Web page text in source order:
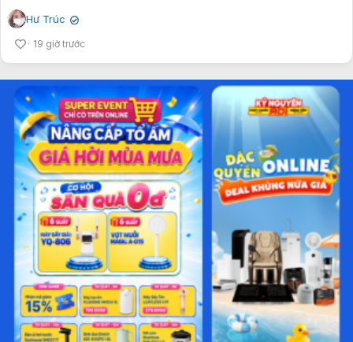
Hư Trúc ✔
19 giờ trước